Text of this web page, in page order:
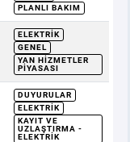
PLANLI BAKIM
ELEKTRIK
GENEL
YAN HIZMETLER
PIYASASI
DUYURULAR
ELEKTRIK
KAYIT VE
UZLAŞTIRMA -
ELEKTRIK